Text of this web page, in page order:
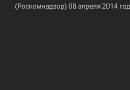
(Роскомнадзор) 08 апреля 2014